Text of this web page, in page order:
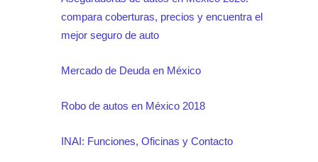
compara coberturas, precios y encuentra el
mejor seguro de auto
Mercado de Deuda en México
Robo de autos en México 2018
INAI: Funciones, Oficinas y Contacto